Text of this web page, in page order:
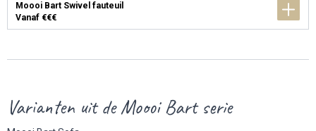
Moooi Bart Swivel fauteuil
Vanaf €€€
Varianten uit de Moooi Bart serie